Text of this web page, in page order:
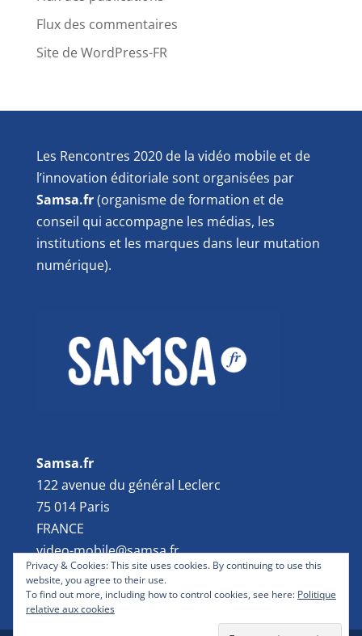
Flux des commentaires
Site de WordPress-FR
Les Rencontres 2020 de la vidéo mobile et de
l’innovation éditoriale sont organisées par
Samsa.fr(organisme de formation et de
conseil qui accompagne les médias, les
institutions et les marques dans leur mutation
numérique).
Samsa.fr
122 avenue du général Leclerc
75 014 Paris
FRANCE
video-mobile@samsa.fr
Privacy & Cookies: This site uses cookies. By continuing to use this
website, you agree to their use.
To find out more, including how to control cookies, see here: Politique
relative aux cookies